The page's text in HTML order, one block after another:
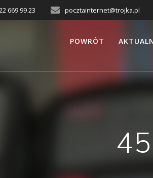
669 99 23 pocztainternet@trojka.pl
POWRÓT